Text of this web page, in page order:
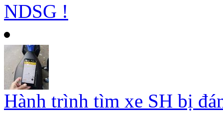
NDSG !
Hành trình tìm xe SH bị